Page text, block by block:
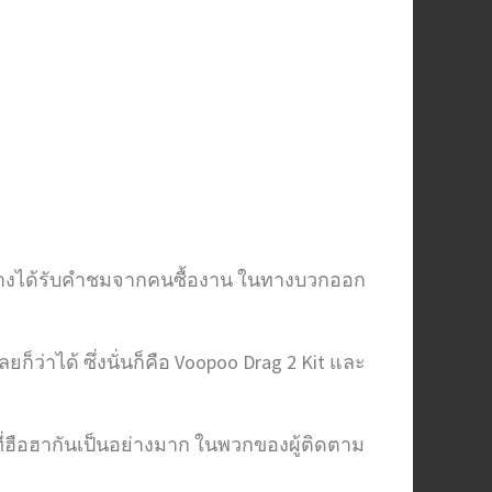
ได้รับคำชมจากคนซื้องาน ในทางบวกออก
าได้ ซึ่งนั่นก็คือ Voopoo Drag 2 Kit และ
ที่ฮือฮากันเป็นอย่างมาก ในพวกของผู้ติดตาม